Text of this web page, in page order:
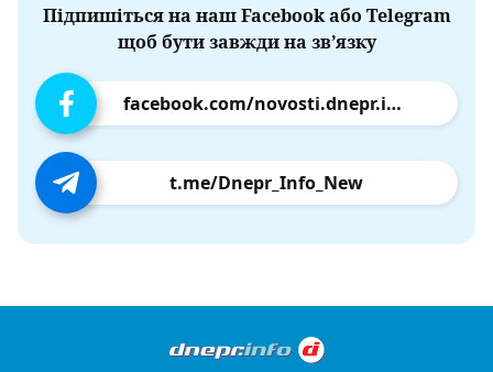
Підпишіться на наш Facebook або Telegram
щоб бути завжди на зв’язку
facebook.com/novosti.dnepr.info
t.me/Dnepr_Info_New